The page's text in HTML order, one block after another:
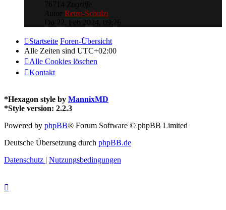
Retro-Schulzi
Startseite Foren-Übersicht
Alle Zeiten sind UTC+02:00
Alle Cookies löschen
Kontakt
*Hexagon style by MannixMD
*Style version: 2.2.3
Powered by phpBB® Forum Software © phpBB Limited
Deutsche Übersetzung durch phpBB.de
Datenschutz | Nutzungsbedingungen